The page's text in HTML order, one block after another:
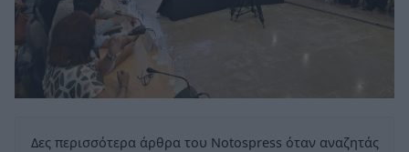
Δες περισσότερα άρθρα του Notospress όταν αναζητάς